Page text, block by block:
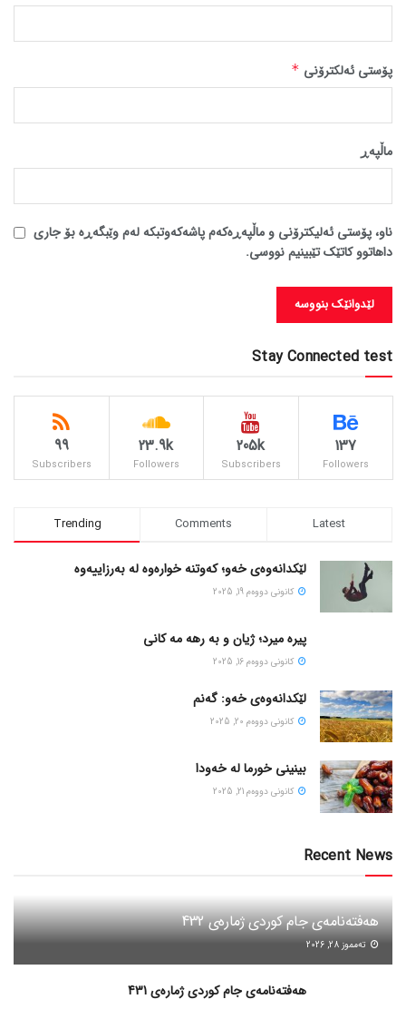
پۆستی ئەلکترۆنی *
ماڵپه‌ڕ
ناو، پۆستی ئەلیکترۆنی و ماڵپەڕەکەم پاشەکەوتبکە لەم وێبگەڕە بۆ جاری
داهاتوو کاتێک تێبینیم نووسی.
Stay Connected test
137
Followers
205k
Subscribers
23.9k
Followers
99
Subscribers
Trending Comments Latest
لێکدانەوەی خەو؛ کەوتنە خوارەوە لە بەرزاییەوە
كانونی دووه‌م 19, 2025
پیره میرد؛ ژیان و به رهه مه کانی
كانونی دووه‌م 16, 2025
لێکدانەوەی خەو: گەنم
كانونی دووه‌م 20, 2025
بینینی خورما لە خەودا
كانونی دووه‌م 21, 2025
Recent News
هەفتەنامەی جام کوردی ژمارەی 432
ته‌مموز 28, 2026
هەفتەنامەی جام کوردی ژمارەی 431